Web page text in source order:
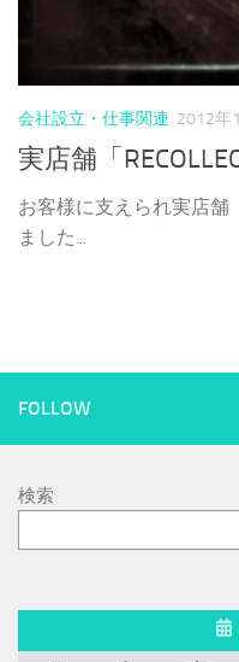
会社設立・仕事関連 2012年
実店舗「
お客様に支えられ実店舗
ました...
FOLLOW
検索